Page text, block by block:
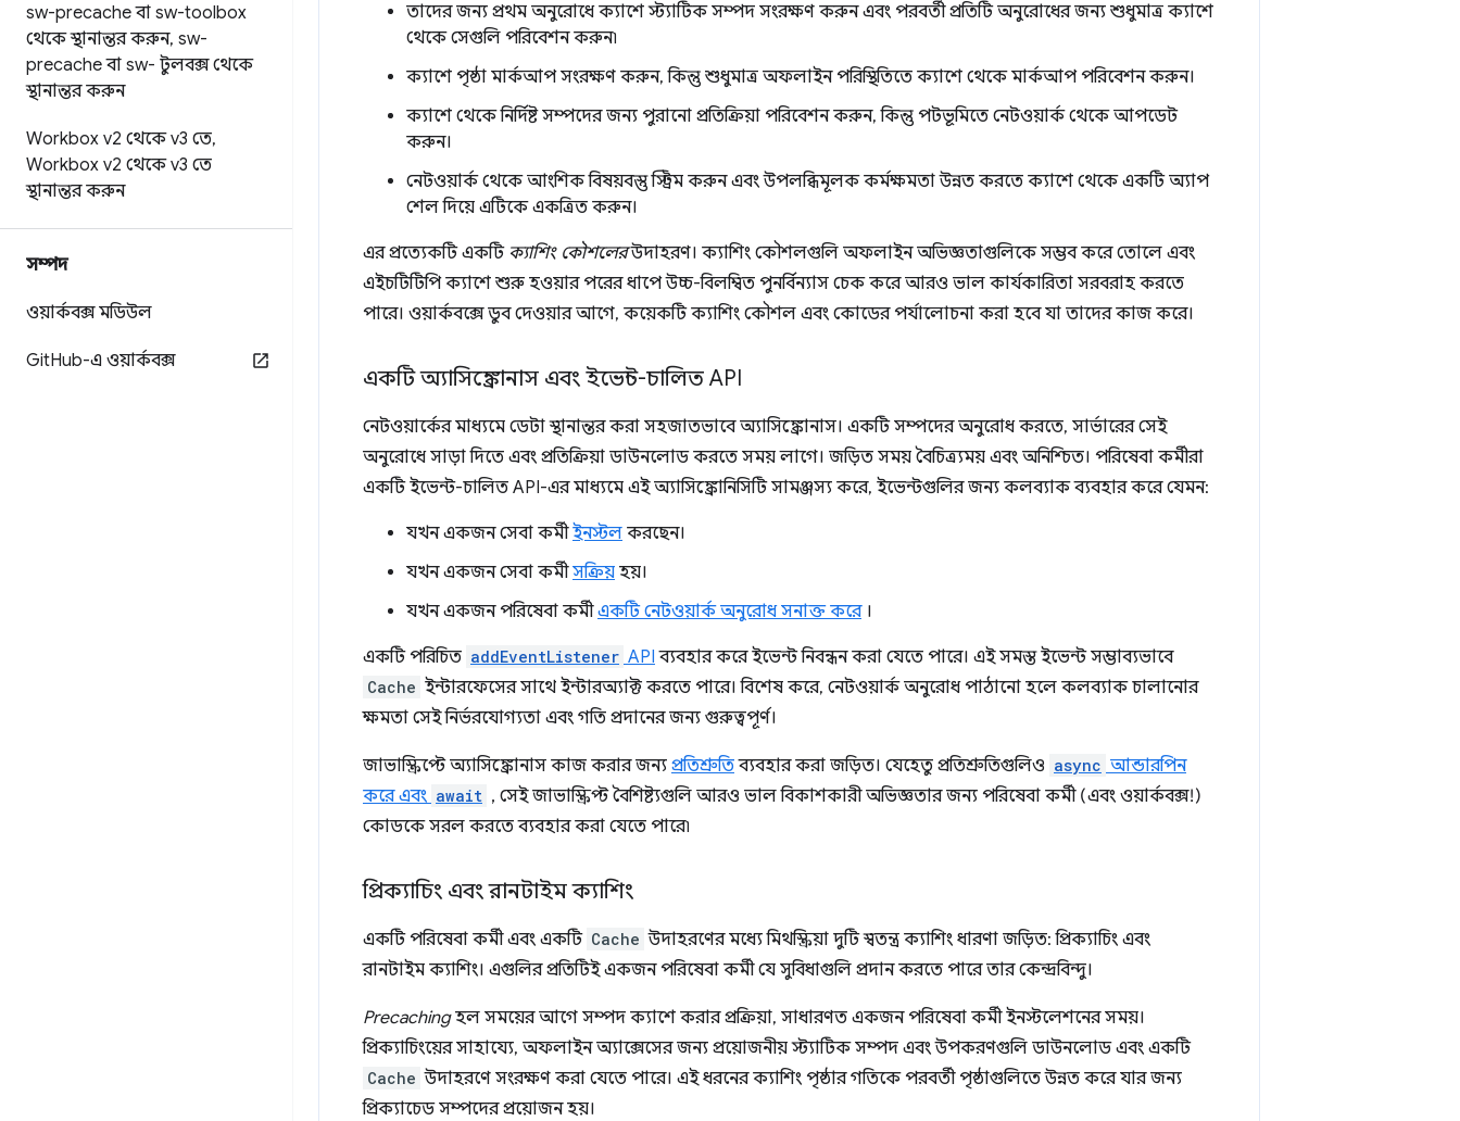
sw-precache বা sw-toolbox
থেকে স্থানান্তর করুন, sw-
precache বা sw- টুলবক্স থেকে
স্থানান্তর করুন
Workbox v2 থেকে v3 তে,
Workbox v2 থেকে v3 তে
স্থানান্তর করুন
সম্পদ
ওয়ার্কবক্স মডিউল
GitHub-এ ওয়ার্কবক্স
তাদের জন্য প্রথম অনুরোধে ক্যাশে স্ট্যাটিক সম্পদ সংরক্ষণ করুন এবং পরবর্তী প্রতিটি অনুরোধের জন্য শুধুমাত্র ক্যাশে
থেকে সেগুলি পরিবেশন করুন৷
ক্যাশে পৃষ্ঠা মার্কআপ সংরক্ষণ করুন, কিন্তু শুধুমাত্র অফলাইন পরিস্থিতিতে ক্যাশে থেকে মার্কআপ পরিবেশন করুন।
ক্যাশে থেকে নির্দিষ্ট সম্পদের জন্য পুরানো প্রতিক্রিয়া পরিবেশন করুন, কিন্তু পটভূমিতে নেটওয়ার্ক থেকে আপডেট
করুন।
নেটওয়ার্ক থেকে আংশিক বিষয়বস্তু স্ট্রিম করুন এবং উপলব্ধিমূলক কর্মক্ষমতা উন্নত করতে ক্যাশে থেকে একটি অ্যাপ
শেল দিয়ে এটিকে একত্রিত করুন।
এর প্রত্যেকটি একটি ক্যাশিং কৌশলেরউদাহরণ। ক্যাশিং কৌশলগুলি অফলাইন অভিজ্ঞতাগুলিকে সম্ভব করে তোলে এবং
এইচটিটিপি ক্যাশে শুরু হওয়ার পরের ধাপে উচ্চ-বিলম্বিত পুনর্বিন্যাস চেক করে আরও ভাল কার্যকারিতা সরবরাহ করতে
পারে। ওয়ার্কবক্সে ডুব দেওয়ার আগে, কয়েকটি ক্যাশিং কৌশল এবং কোডের পর্যালোচনা করা হবে যা তাদের কাজ করে।
একটি অ্যাসিঙ্ক্রোনাস এবং ইভেন্ট-চালিত API
নেটওয়ার্কের মাধ্যমে ডেটা স্থানান্তর করা সহজাতভাবে অ্যাসিঙ্ক্রোনাস। একটি সম্পদের অনুরোধ করতে, সার্ভারের সেই
অনুরোধে সাড়া দিতে এবং প্রতিক্রিয়া ডাউনলোড করতে সময় লাগে। জড়িত সময় বৈচিত্র্যময় এবং অনিশ্চিত। পরিষেবা কর্মীরা
একটি ইভেন্ট-চালিত API-এর মাধ্যমে এই অ্যাসিঙ্ক্রোনিসিটি সামঞ্জস্য করে, ইভেন্টগুলির জন্য কলব্যাক ব্যবহার করে যেমন:
যখন একজন সেবা কর্মীইনস্টল করছেন।
যখন একজন সেবা কর্মীসক্রিয় হয়।
যখন একজন পরিষেবা কর্মীএকটি নেটওয়ার্ক অনুরোধ সনাক্ত করে।
একটি পরিচিত addEventListener API ব্যবহার করে ইভেন্ট নিবন্ধন করা যেতে পারে। এই সমস্ত ইভেন্ট সম্ভাব্যভাবে
Cache ইন্টারফেসের সাথে ইন্টারঅ্যাক্ট করতে পারে। বিশেষ করে, নেটওয়ার্ক অনুরোধ পাঠানো হলে কলব্যাক চালানোর
ক্ষমতা সেই নির্ভরযোগ্যতা এবং গতি প্রদানের জন্য গুরুত্বপূর্ণ।
জাভাস্ক্রিপ্টে অ্যাসিঙ্ক্রোনাস কাজ করার জন্য প্রতিশ্রুতিব্যবহার করা জড়িত। যেহেতু প্রতিশ্রুতিগুলিও async আন্ডারপিন
করে এবং await , সেই জাভাস্ক্রিপ্ট বৈশিষ্ট্যগুলি আরও ভাল বিকাশকারী অভিজ্ঞতার জন্য পরিষেবা কর্মী (এবং ওয়ার্কবক্স!)
কোডকে সরল করতে ব্যবহার করা যেতে পারে৷
প্রিক্যাচিং এবং রানটাইম ক্যাশিং
একটি পরিষেবা কর্মী এবং একটি Cache উদাহরণের মধ্যে মিথস্ক্রিয়া দুটি স্বতন্ত্র ক্যাশিং ধারণা জড়িত: প্রিক্যাচিং এবং
রানটাইম ক্যাশিং। এগুলির প্রতিটিই একজন পরিষেবা কর্মী যে সুবিধাগুলি প্রদান করতে পারে তার কেন্দ্রবিন্দু।
Precachingহল সময়ের আগে সম্পদ ক্যাশে করার প্রক্রিয়া, সাধারণত একজন পরিষেবা কর্মী ইনস্টলেশনের সময়।
প্রিক্যাচিংয়ের সাহায্যে, অফলাইন অ্যাক্সেসের জন্য প্রয়োজনীয় স্ট্যাটিক সম্পদ এবং উপকরণগুলি ডাউনলোড এবং একটি
Cache উদাহরণে সংরক্ষণ করা যেতে পারে। এই ধরনের ক্যাশিং পৃষ্ঠার গতিকে পরবর্তী পৃষ্ঠাগুলিতে উন্নত করে যার জন্য
প্রিক্যাচেড সম্পদের প্রয়োজন হয়।